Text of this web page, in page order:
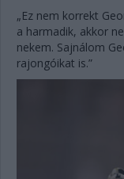
„Ez nem korrekt
a harmadik, akkor
nekem. Sajnálom
rajongóikat is.”